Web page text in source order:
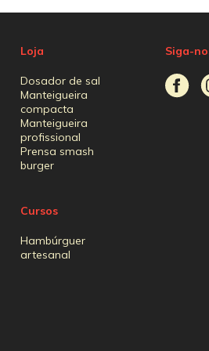
Loja
Dosador de sal
Manteigueira
compacta
Manteigueira
profissional
Prensa smash
burger
Cursos
Hambúrguer
artesanal
Siga-